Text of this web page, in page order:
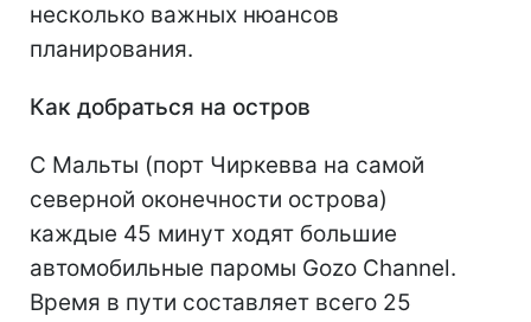
несколько важных нюансов
планирования.
Как добраться на остров
С Мальты (порт Чиркевва на самой
северной оконечности острова)
каждые 45 минут ходят большие
автомобильные паромы Gozo Channel.
Время в пути составляет всего 25